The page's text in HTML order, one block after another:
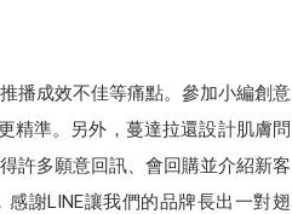
播成效不佳等痛點。參加小編創意
精準。另外，蔓達拉還設計肌膚問
許多願意回訊、會回購並介紹新客
謝LINE讓我們的品牌長出一對翅